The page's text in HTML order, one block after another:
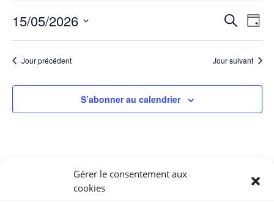
Gérer le consentement aux
cookies
mai
2026 et
de
vues
Recherche
de
Jour
15/05/2026
date.Jour précédent Jour suivant
S’abonner au calendrier